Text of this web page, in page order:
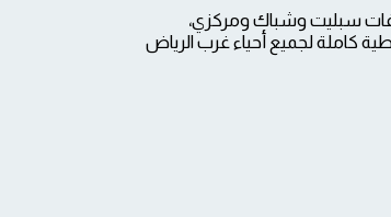
سبليت وشباك ومركزي،
كاملة لجميع أحياء غرب الرياض